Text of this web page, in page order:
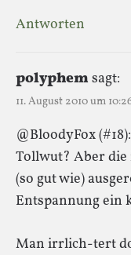
Antworten
polyphemsagt:
11. August 2010 um
@BloodyFox
Tollwut? Aber
(so gut wie)
Entspannung ein
Man irrlich-tert